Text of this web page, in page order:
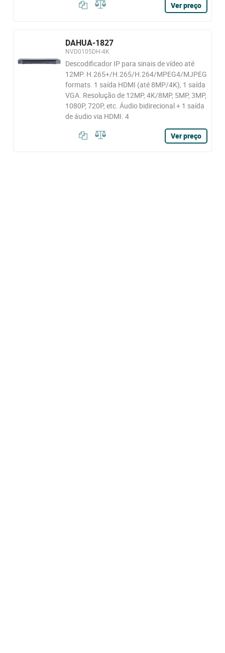
Ver preço
DAHUA-1827
NVD0105DH-4K
Descodificador IP para sinais de vídeo até
12MP. H.265+/H.265/H.264/MPEG4/MJPEG
formats. 1 saída HDMI (até 8MP/4K), 1 saída
VGA. Resolução de 12MP, 4K/8MP, 5MP, 3MP,
1080P, 720P, etc. Áudio bidirecional + 1 saída
de áudio via HDMI. 4
Ver preço